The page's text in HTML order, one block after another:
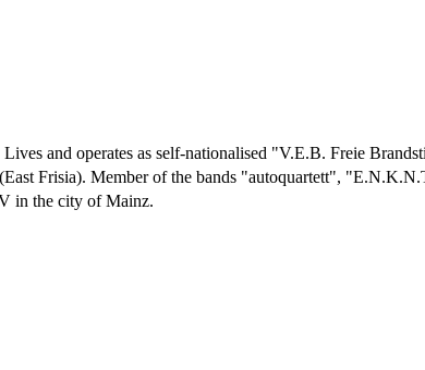
and operates as self-nationalised "V.E.B. Freie
Frisia). Member of the bands "autoquartett",
in the city of Mainz.